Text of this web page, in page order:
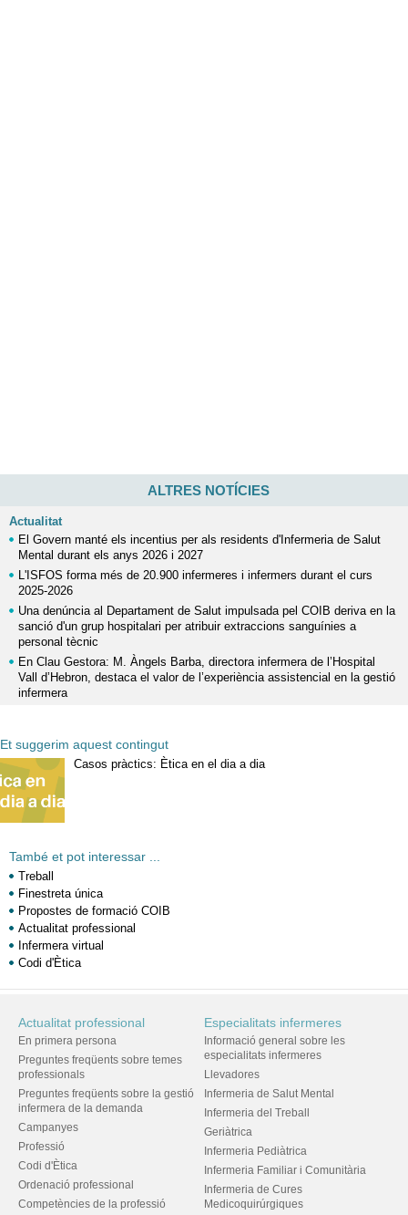
ALTRES NOTÍCIES
Actualitat
El Govern manté els incentius per als residents d'Infermeria de Salut
Mental durant els anys 2026 i 2027
L'ISFOS forma més de 20.900 infermeres i infermers durant el curs
2025-2026
Una denúncia al Departament de Salut impulsada pel COIB deriva en la
sanció d'un grup hospitalari per atribuir extraccions sanguínies a
personal tècnic
En Clau Gestora: M. Àngels Barba, directora infermera de l’Hospital
Vall d’Hebron, destaca el valor de l’experiència assistencial en la gestió
infermera
Et suggerim aquest contingut
Casos pràctics: Ètica en el dia a dia
També et pot interessar ...
Treball
Finestreta única
Propostes de formació COIB
Actualitat professional
Infermera virtual
Codi d'Ètica
Actualitat professional
En primera persona
Preguntes freqüents sobre temes
professionals
Preguntes freqüents sobre la gestió
infermera de la demanda
Campanyes
Professió
Codi d'Ètica
Ordenació professional
Competències de la professió
Especialitats infermeres
Informació general sobre les
especialitats infermeres
Llevadores
Infermeria de Salut Mental
Infermeria del Treball
Geriàtrica
Infermeria Pediàtrica
Infermeria Familiar i Comunitària
Infermeria de Cures
Medicoquirúrgiques